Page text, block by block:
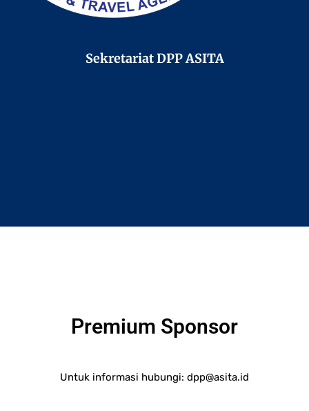
Sekretariat DPP ASITA
Premium Sponsor
Untuk informasi hubungi: dpp@asita.id